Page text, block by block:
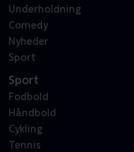
Underholdning
Comedy
Nyheder
Sport
Sport
Fodbold
Håndbold
Cykling
Tennis